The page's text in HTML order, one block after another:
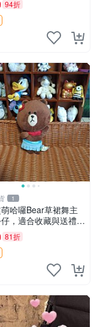
狀態保養得宜。 松
毛絨doll
94折
1
哈囉Bear草裙舞主
，適合收藏與送禮 1
囉Bear 草裙舞
81折